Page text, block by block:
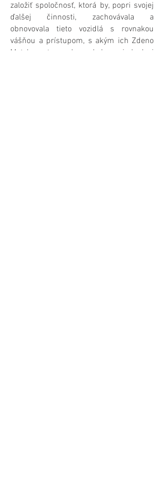
založiť spoločnosť, ktorá by, popri svojej
ďalšej činnosti, zachovávala a
obnovovala tieto vozidlá s rovnakou
vášňou a prístupom, s akým ich Zdeno
Metzker st., spolu s kolegami, kedysi